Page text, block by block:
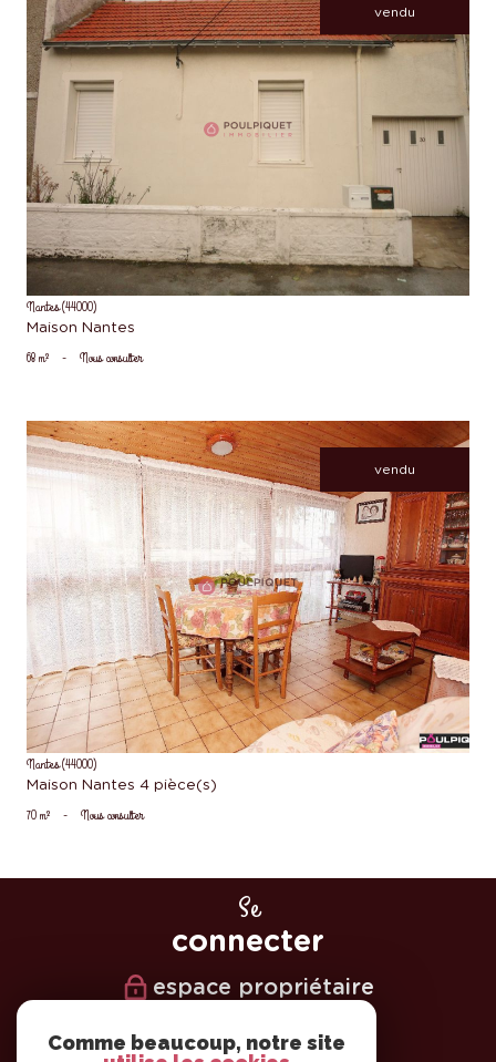
vendu
voir le bien
Nantes (44000)
Maison Nantes
68 m²
- Nous consulter
vendu
voir le bien
Nantes (44000)
Maison Nantes 4 pièce(s)
70 m²
- Nous consulter
Se
connecter
espace propriétaire
Nous
Comme beaucoup, notre site